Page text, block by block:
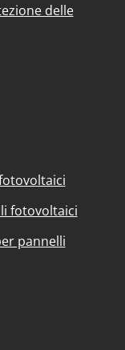
delle
fotovoltaici
pannelli